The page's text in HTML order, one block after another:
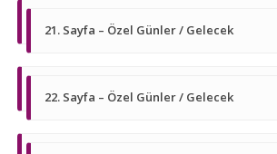
21. Sayfa – Özel Günler / Gelecek
22. Sayfa – Özel Günler / Gelecek